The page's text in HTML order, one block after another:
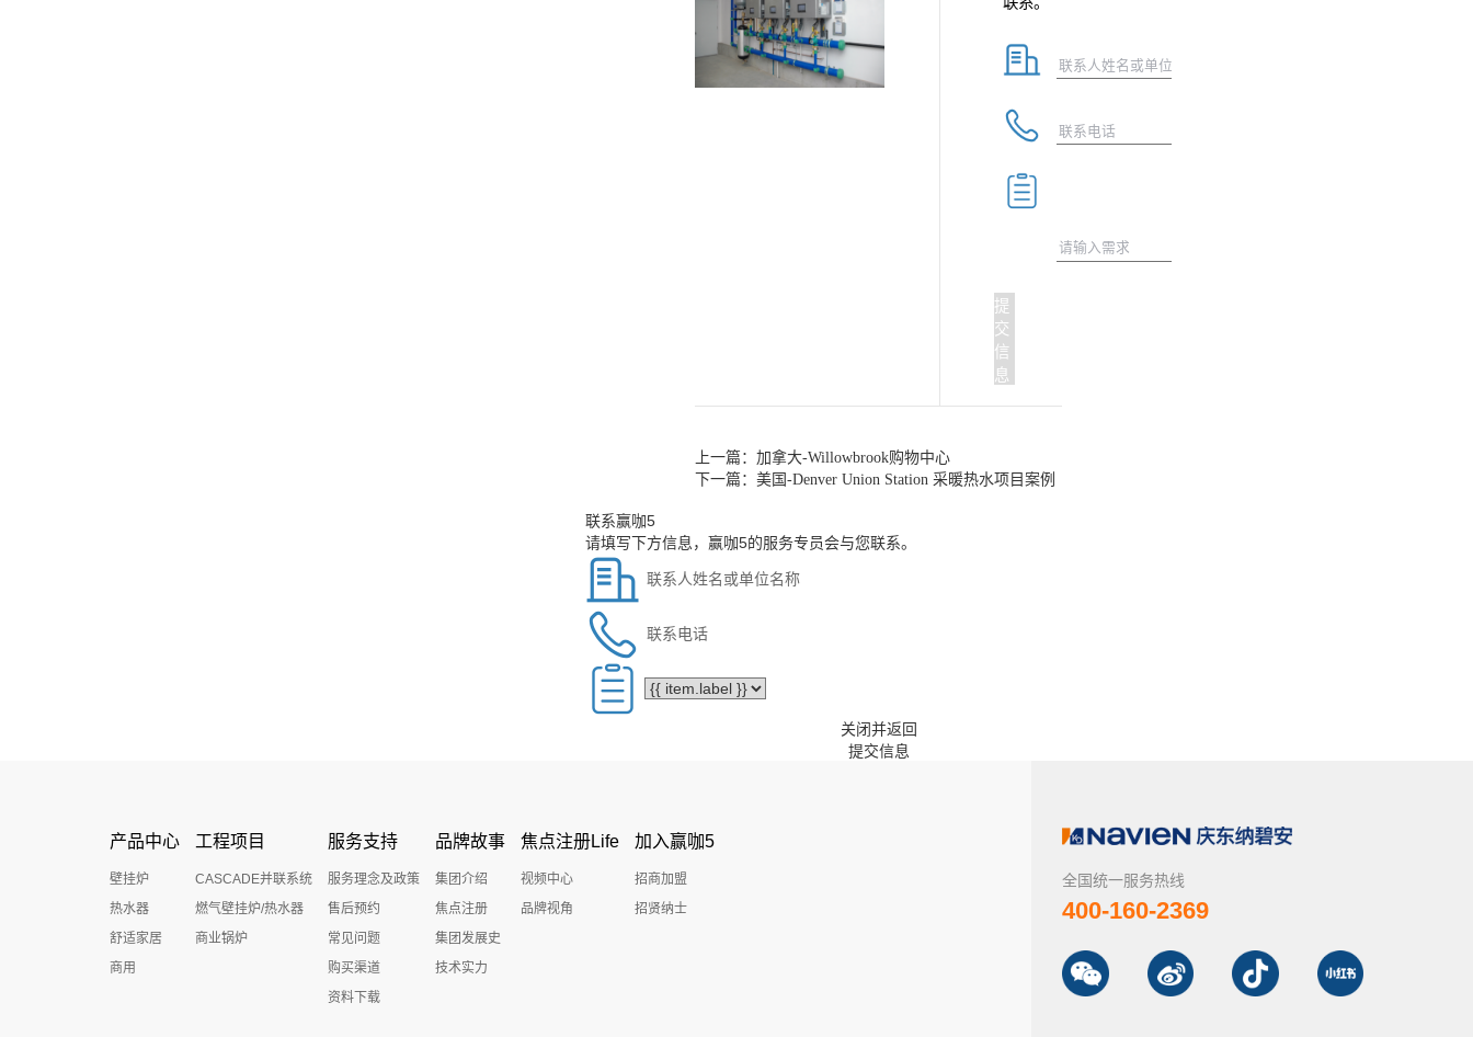
提
交
信
息
上一篇： 加拿大-Willowbrook购物中心
下一篇： 美国-Denver Union Station 采暖热水项目案例
联系赢咖5
请填写下方信息，赢咖5的服务专员会与您联系。
关闭并返回
提交信息
产品中心
壁挂炉
热水器
舒适家居
商用
工程项目
CASCADE并联系统
燃气壁挂炉/热水器
商业锅炉
服务支持
服务理念及政策
售后预约
常见问题
购买渠道
资料下载
品牌故事
集团介绍
焦点注册
集团发展史
技术实力
焦点注册Life
视频中心
品牌视角
加入赢咖5
招商加盟
招贤纳士
全国统一服务热线
400-160-2369